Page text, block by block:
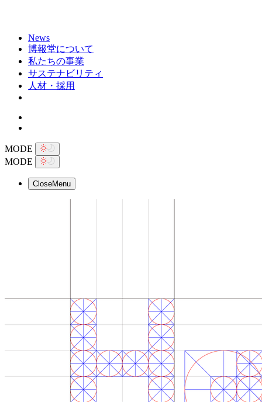
News
博報堂について
私たちの事業
サステナビリティ
人材・採用
MODE
MODE
CloseMenu